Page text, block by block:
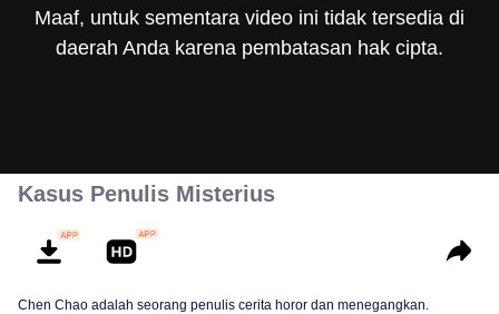
Maaf, untuk sementara video ini tidak tersedia di
daerah Anda karena pembatasan hak cipta.
Kasus Penulis Misterius
Chen Chao adalah seorang penulis cerita horor dan menegangkan.